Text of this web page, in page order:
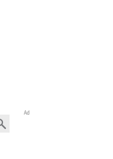
Ad